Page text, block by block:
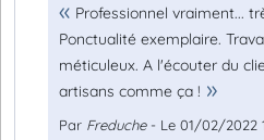
Professionnel vraiment...
Ponctualité exemplaire.
méticuleux. A l'écouter du
artisans comme ça !
Par Freduche- Le 01/02/2022